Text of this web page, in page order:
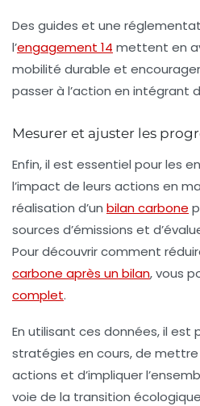
Des guides et une
l’engagement 14 mettent en
mobilité durable et
passer à l’action en intégrant
Mesurer et ajuster les
Enfin, il est essentiel pour les
l’impact de leurs actions en
réalisation d’un bilan carbone
sources d’émissions et
Pour découvrir comment
carbone après un bilan, vous
complet.
En utilisant ces données, il est
stratégies en cours, de
actions et d’impliquer
voie de la transition